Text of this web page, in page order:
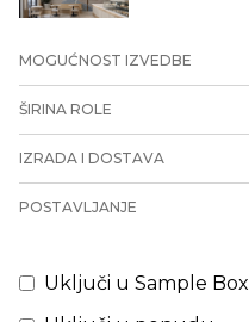
MOGUĆNOST IZVEDBE
ŠIRINA ROLE
IZRADA I DOSTAVA
POSTAVLJANJE
Uključi u Sample Box